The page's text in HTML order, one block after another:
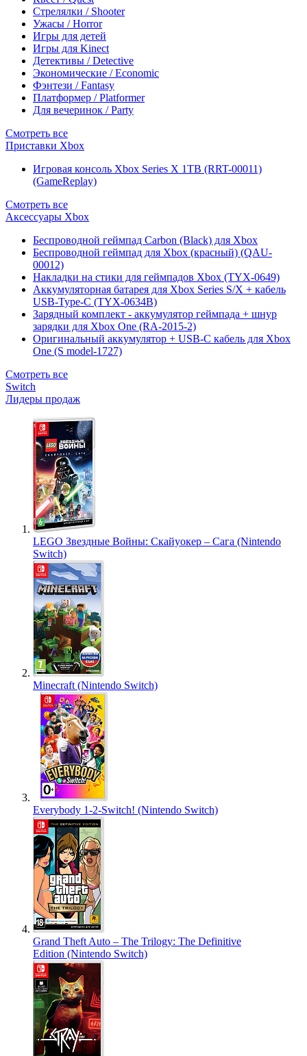
Стрелялки / Shooter
Ужасы / Horror
Игры для детей
Игры для Kinect
Детективы / Detective
Экономические / Economic
Фэнтези / Fantasy
Платформер / Platformer
Для вечеринок / Party
Смотреть все
Приставки Xbox
Игровая консоль Xbox Series X 1TB (RRT-00011)
(GameReplay)
Смотреть все
Аксессуары Xbox
Беспроводной геймпад Carbon (Black) для Xbox
Беспроводной геймпад для Xbox (красный) (QAU-
00012)
Накладки на стики для геймпадов Xbox (TYX-0649)
Аккумуляторная батарея для Xbox Series S/X + кабель
USB-Type-C (TYX-0634B)
Зарядный комплект - аккумулятор геймпада + шнур
зарядки для Xbox One (RA-2015-2)
Оригинальный аккумулятор + USB-C кабель для Xbox
One (S model-1727)
Смотреть все
Switch
Лидеры продаж
LEGO Звездные Войны: Скайуокер – Сага (Nintendo
Switch)
Minecraft (Nintendo Switch)
Everybody 1-2-Switch! (Nintendo Switch)
Grand Theft Auto – The Trilogy: The Definitive
Edition (Nintendo Switch)